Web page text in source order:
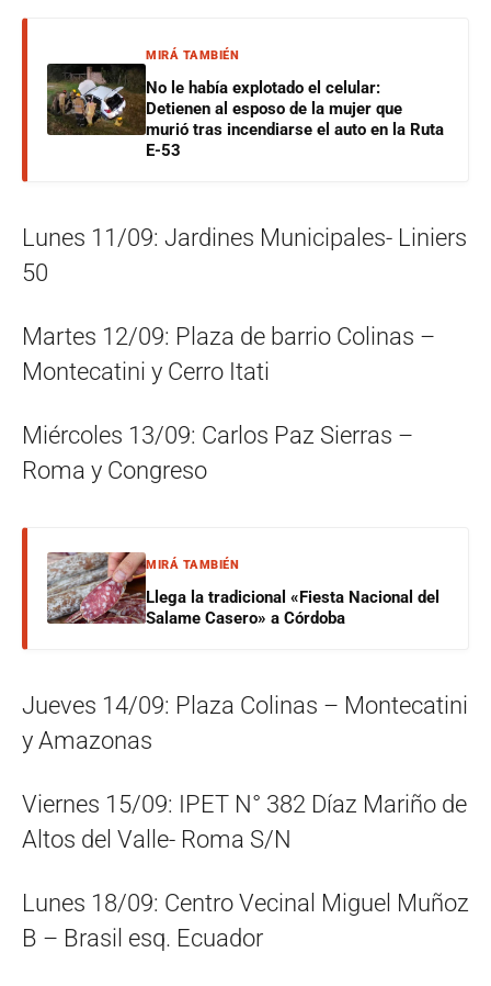
MIRÁ TAMBIÉN
No le había explotado el celular:
Detienen al esposo de la mujer que
murió tras incendiarse el auto en la Ruta
E-53
Lunes 11/09: Jardines Municipales- Liniers
50
Martes 12/09: Plaza de barrio Colinas –
Montecatini y Cerro Itati
Miércoles 13/09: Carlos Paz Sierras –
Roma y Congreso
MIRÁ TAMBIÉN
Llega la tradicional «Fiesta Nacional del
Salame Casero» a Córdoba
Jueves 14/09: Plaza Colinas – Montecatini
y Amazonas
Viernes 15/09: IPET N° 382 Díaz Mariño de
Altos del Valle- Roma S/N
Lunes 18/09: Centro Vecinal Miguel Muñoz
B – Brasil esq. Ecuador